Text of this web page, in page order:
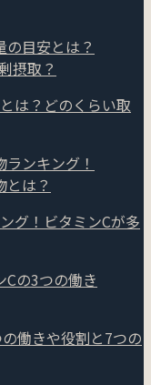
は？どのくらい取
グ！ビタミンCが多
働きや役割と7つの